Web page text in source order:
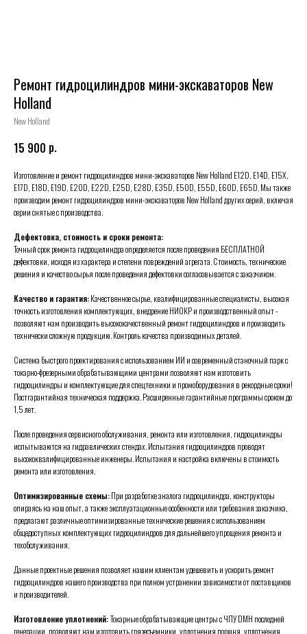
Ремонт гидроцилиндров мини-экскаваторов New
Holland
New Holland
15 900 р.
Изготовление и ремонт гидроцилиндров мини-экскаваторов New Holland E12D, E14D, E15X,
E17D, E18D, E19D, E20D, E22D, E25D, E28D, E35D, E50D, E55D, E60D, E65D. Мы также
производим ремонт гидроцилиндров мини-экскаваторов New Holland других серий, включая
серии снятые с производства.
Дефектовка, стоимость и сроки ремонта:
Точный срок ремонта гидроцилиндра определяется после проведения БЕСПЛАТНОЙ
дефектовки, исходя из характера и степени повреждений агрегата. Стоимость, технические
решения и качество сырья после проведения дефектовки согласовывается с заказчиком.
Качество и гарантия:Качественное сырье, квалифицированные специалисты, высокая
точность изготовления комплектующих, внедрение НИОКР и производственный опыт -
позволяют нам производить высококачественный ремонт гидроцилиндров и производить
технически сложную продукцию. Контроль качества производимых деталей.
Система быстрого проектирования с использованием ИИ и современный станочный парк с
токарно-фрезерными обрабатывающими центрами позволяют нам изготовить
гидроцилиндры и комплектующие для спецтехники и промоборудования в рекордные сроки!
Постгарантийная техническая поддержка. Расширенные гарантийные программы сроком до
1,5 лет.
После проведения сервисного обслуживания, ремонта или изготовления, гидроцилиндры
испытываются на гидравлических стендах. Испытания гидроцилиндров проводят
высококвалифицированные инженеры.Испытания и настройка включены в стоимость
ремонта или изготовления.
Оптимизированные схемы:При разработке аналога гидроцилиндра, конструкторы
опираясь на наш опыт, а также эксплуатационные особенности или требования заказчика,
предлагают различные оптимизированные технические решения с использованием
общедоступных комплектующих гидроцилиндров для дальнейшего упрощения ремонта и
техобслуживания.
Данные проектные решения позволяет нашим клиентам удешевить и ускорить ремонт
гидроцилиндров нашего производства при полном устранении зависимости от поставщиков
и производителей.
Изготовление уплотнений:Токарные обрабатывающие центры с ЧПУ DMH последней
генерации, позволяют нам изготовить грязесъемники, уплотнения поршня, уплотнения